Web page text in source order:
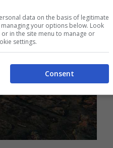
data on the basis of legitimate
your options below. Look
in the site menu to manage or
settings.
Consent